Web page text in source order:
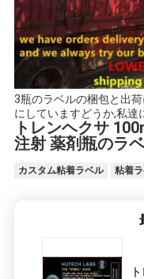
3瓶のラベルの梱包と出
にしていますどうか,私達
トレンヘクサ
注射 薬剤瓶のラ
カスタム粘着ラベル 粘着